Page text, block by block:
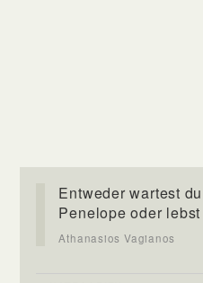
Entweder wartest
Penelope oder
Athanasios Vagianos